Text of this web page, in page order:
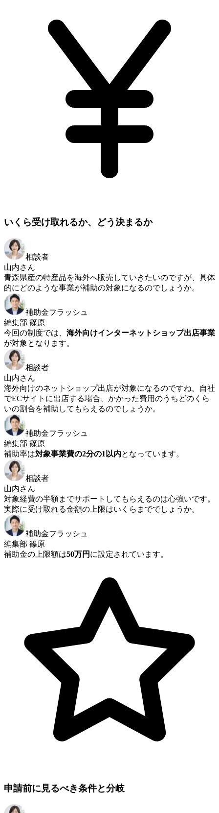
いくら受け取れるか、どう決まるか
相談者
山内さん
青森県産の特産品を海外へ販売していきたいのですが、具体
的にどのような事業が補助の対象になるのでしょうか。
補助金フラッシュ
編集部 篠原
今回の制度では、 海外向けインターネットショップ出店事業
が対象となります。
相談者
山内さん
海外向けのネットショップ出店が対象になるのですね。自社
でECサイトに出店する場合、かかった費用のうちどのくら
いの割合を補助してもらえるのでしょうか。
補助金フラッシュ
編集部 篠原
補助率は対象事業費の2分の1以内となっています。
相談者
山内さん
対象経費の半額までサポートしてもらえるのは心強いです。
実際に受け取れる金額の上限はいくらまででしょうか。
補助金フラッシュ
編集部 篠原
補助金の上限額は50万円 に設定されています。
申請前に見るべき条件と分岐